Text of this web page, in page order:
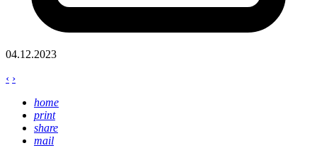
04.12.2023
‹ ›
home
print
share
mail